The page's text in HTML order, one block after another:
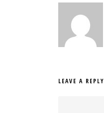
LEAVE A REPLY